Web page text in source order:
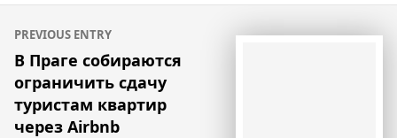
Навигация
по
записям
PREVIOUS ENTRY
В Праге собираются
ограничить сдачу
туристам квартир
через Airbnb